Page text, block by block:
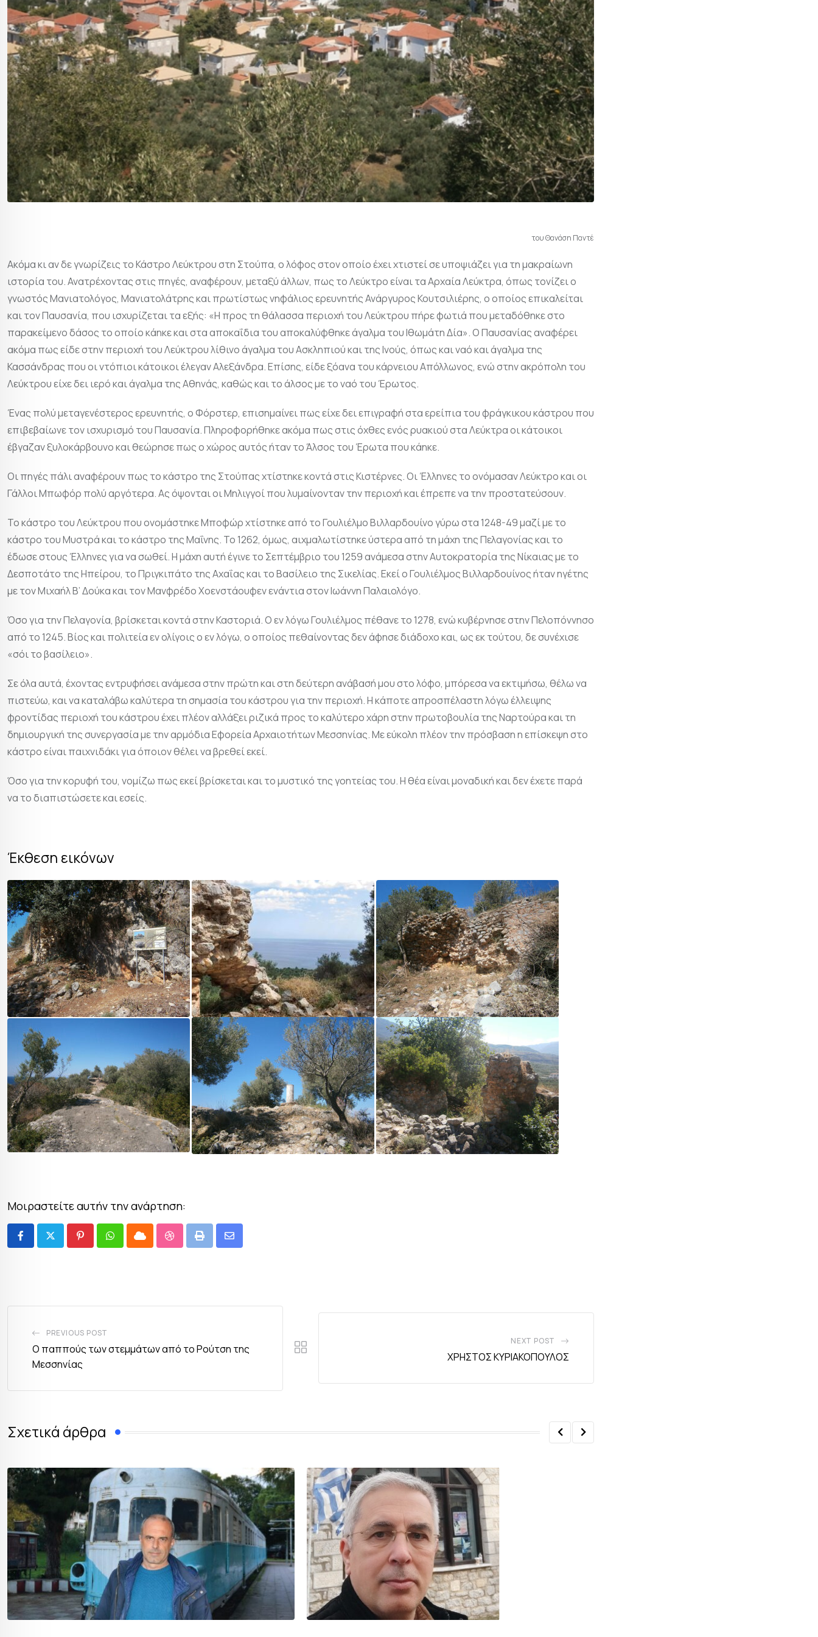
του Θανάση Παντέ
Ακόμα κι αν δε γνωρίζεις το Κάστρο Λεύκτρου στη Στούπα, ο λόφος στον οποίο έχει χτιστεί σε υποψιάζει για τη μακραίωνη
ιστορία του. Ανατρέχοντας στις πηγές, αναφέρουν, μεταξύ άλλων, πως το Λεύκτρο είναι τα Αρχαία Λεύκτρα, όπως τονίζει ο
γνωστός Μανιατολόγος, Μανιατολάτρης και πρωτίστως νηφάλιος ερευνητής Ανάργυρος Κουτσιλιέρης, ο οποίος επικαλείται
και τον Παυσανία, που ισχυρίζεται τα εξής: «Η προς τη θάλασσα περιοχή του Λεύκτρου πήρε φωτιά που μεταδόθηκε στο
παρακείμενο δάσος το οποίο κάηκε και στα αποκαΐδια του αποκαλύφθηκε άγαλμα του Ιθωμάτη Δία». Ο Παυσανίας αναφέρει
ακόμα πως είδε στην περιοχή του Λεύκτρου λίθινο άγαλμα του Ασκληπιού και της Ινούς, όπως και ναό και άγαλμα της
Κασσάνδρας που οι ντόπιοι κάτοικοι έλεγαν Αλεξάνδρα. Επίσης, είδε ξόανα του κάρνειου Απόλλωνος, ενώ στην ακρόπολη του
Λεύκτρου είχε δει ιερό και άγαλμα της Αθηνάς, καθώς και το άλσος με το ναό του Έρωτος.
Ένας πολύ μεταγενέστερος ερευνητής, ο Φόρστερ, επισημαίνει πως είχε δει επιγραφή στα ερείπια του φράγκικου κάστρου που
επιβεβαίωνε τον ισχυρισμό του Παυσανία. Πληροφορήθηκε ακόμα πως στις όχθες ενός ρυακιού στα Λεύκτρα οι κάτοικοι
έβγαζαν ξυλοκάρβουνο και θεώρησε πως ο χώρος αυτός ήταν το Άλσος του Έρωτα που κάηκε.
Οι πηγές πάλι αναφέρουν πως το κάστρο της Στούπας χτίστηκε κοντά στις Κιστέρνες. Οι Έλληνες το ονόμασαν Λεύκτρο και οι
Γάλλοι Μπωφόρ πολύ αργότερα. Ας όψονται οι Μηλιγγοί που λυμαίνονταν την περιοχή και έπρεπε να την προστατεύσουν.
Το κάστρο του Λεύκτρου που ονομάστηκε Μποφώρ χτίστηκε από το Γουλιέλμο Βιλλαρδουίνο γύρω στα 1248-49 μαζί με το
κάστρο του Μυστρά και το κάστρο της Μαΐνης. Το 1262, όμως, αιχμαλωτίστηκε ύστερα από τη μάχη της Πελαγονίας και το
έδωσε στους Έλληνες για να σωθεί. Η μάχη αυτή έγινε το Σεπτέμβριο του 1259 ανάμεσα στην Αυτοκρατορία της Νίκαιας με το
Δεσποτάτο της Ηπείρου, το Πριγκιπάτο της Αχαΐας και το Βασίλειο της Σικελίας. Εκεί ο Γουλιέλμος Βιλλαρδουίνος ήταν ηγέτης
με τον Μιχαήλ Β’ Δούκα και τον Μανφρέδο Χοενστάουφεν ενάντια στον Ιωάννη Παλαιολόγο.
Όσο για την Πελαγονία, βρίσκεται κοντά στην Καστοριά. Ο εν λόγω Γουλιέλμος πέθανε το 1278, ενώ κυβέρνησε στην Πελοπόννησο
από το 1245. Βίος και πολιτεία εν ολίγοις ο εν λόγω, ο οποίος πεθαίνοντας δεν άφησε διάδοχο και, ως εκ τούτου, δε συνέχισε
«σόι το βασίλειο».
Σε όλα αυτά, έχοντας εντρυφήσει ανάμεσα στην πρώτη και στη δεύτερη ανάβασή μου στο λόφο, μπόρεσα να εκτιμήσω, θέλω να
πιστεύω, και να καταλάβω καλύτερα τη σημασία του κάστρου για την περιοχή. Η κάποτε απροσπέλαστη λόγω έλλειψης
φροντίδας περιοχή του κάστρου έχει πλέον αλλάξει ριζικά προς το καλύτερο χάρη στην πρωτοβουλία της Ναρτούρα και τη
δημιουργική της συνεργασία με την αρμόδια Εφορεία Αρχαιοτήτων Μεσσηνίας. Με εύκολη πλέον την πρόσβαση η επίσκεψη στο
κάστρο είναι παιχνιδάκι για όποιον θέλει να βρεθεί εκεί.
Όσο για την κορυφή του, νομίζω πως εκεί βρίσκεται και το μυστικό της γοητείας του. Η θέα είναι μοναδική και δεν έχετε παρά
να το διαπιστώσετε και εσείς.
Έκθεση εικόνων
Μοιραστείτε αυτήν την ανάρτηση:
PREVIOUS POST
Ο παππούς των στεμμάτων από το Ρούτση της
Μεσσηνίας
NEXT POST
ΧΡΗΣΤΟΣ ΚΥΡΙΑΚΟΠΟΥΛΟΣ
Σχετικά άρθρα